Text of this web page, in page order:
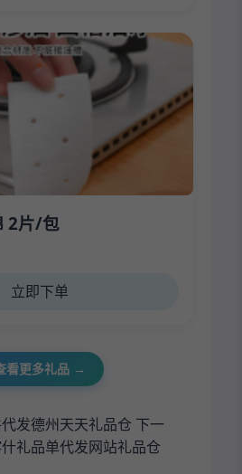
2片/包
立即下单
看更多礼品 →
发德州天天礼品仓 下一
礼品单代发网站礼品仓